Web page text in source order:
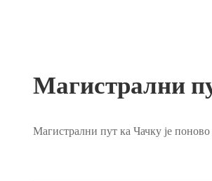
Магистрални
Магистрални пут ка Чачку је